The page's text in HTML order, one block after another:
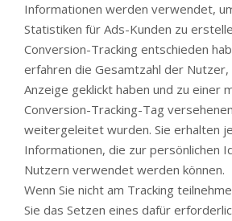
Informationen werden verwendet,
Statistiken für Ads-Kunden zu
Conversion-Tracking entschieden
erfahren die Gesamtzahl der Nutzer,
Anzeige geklickt haben und zu einer
Conversion-Tracking-Tag
weitergeleitet wurden. Sie erhalten
Informationen, die zur persönlichen
Nutzern verwendet werden können.
Wenn Sie nicht am Tracking
Sie das Setzen eines dafür